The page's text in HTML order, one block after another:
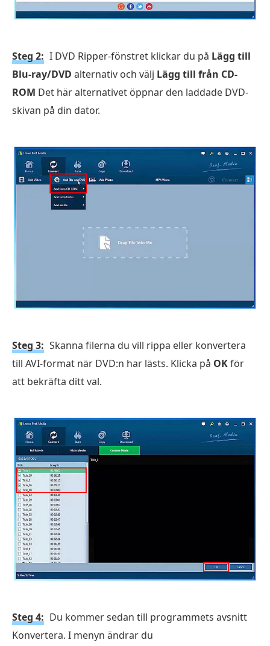
Steg 2: I DVD Ripper-fönstret klickar du på Lägg till
Blu-ray/DVD alternativ och välj Lägg till från CD-
ROM Det här alternativet öppnar den laddade DVD-
skivan på din dator.
Steg 3: Skanna filerna du vill rippa eller konvertera
till AVI-format när DVD:n har lästs. Klicka på OKför
att bekräfta ditt val.
Steg 4: Du kommer sedan till programmets avsnitt
Konvertera. I menyn ändrar du